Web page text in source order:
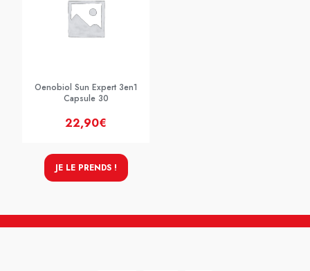
Oenobiol Sun Expert 3en1
Capsule 30
22,90€
JE LE PRENDS !